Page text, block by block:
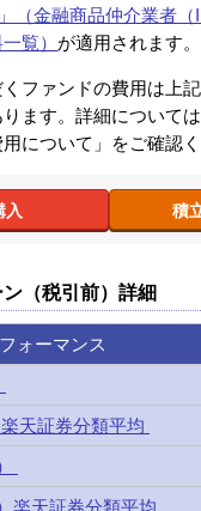
」（金融商品仲介業者
覧） が適用されます。
ファンドの費用は上
ます。詳細について
用について」をご確認
入 積
（税引前）詳細
ォーマンス
天証券分類平均
楽天証券分類平均